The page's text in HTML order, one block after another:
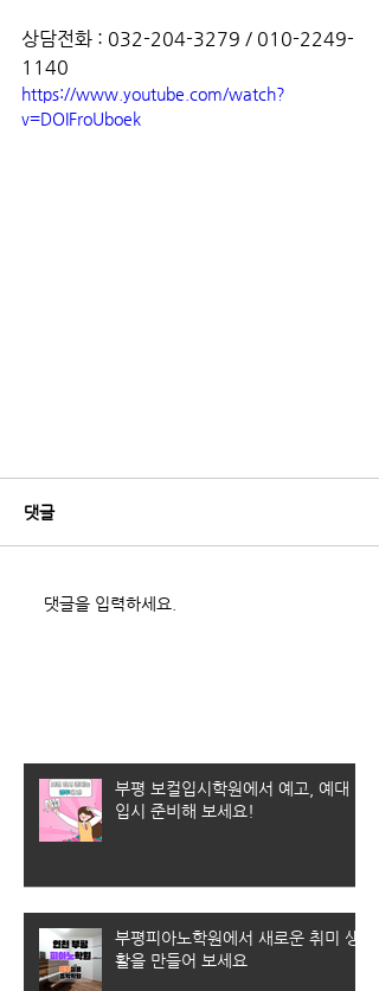
상담전화 : 032-204-3279 / 010-2249-
1140
https://www.youtube.com/watch?
v=DOIFroUboek
댓글
댓글을 입력하세요.
부평 보컬입시학원에서 예고, 예대
입시 준비해 보세요!
부평피아노학원에서 새로운 취미 생
활을 만들어 보세요